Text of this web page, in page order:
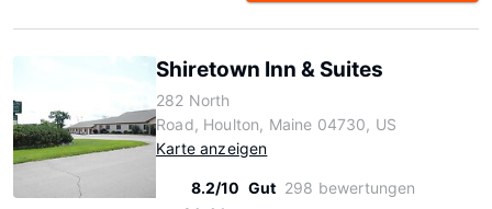
Shiretown Inn & Suites
282 North
Road, Houlton, Maine 04730, US
Karte anzeigen
8.2/10 Gut 298 bewertungen